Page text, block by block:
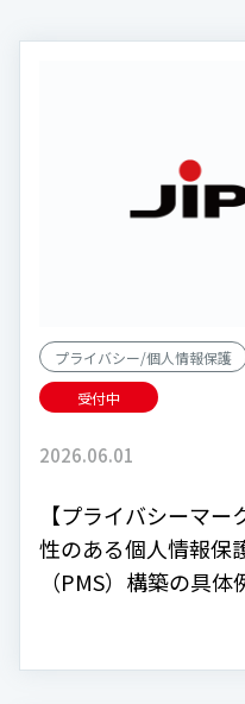
プライバシー/個人情報保護
受付中
2026.06.01
【プライバシーマ
性のある個人情報保
（PMS）構築の具体